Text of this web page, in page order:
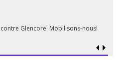
Glencore: Mobilisons-nous!